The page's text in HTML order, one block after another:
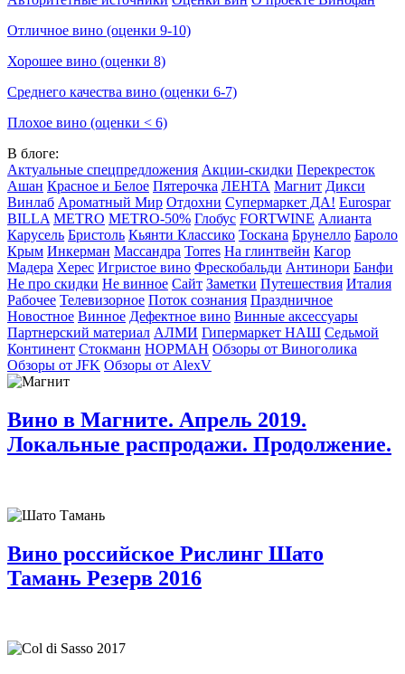
Отличное вино (оценки 9-10)
Хорошее вино (оценки 8)
Среднего качества вино (оценки 6-7)
Плохое вино (оценки < 6)
В блоге:
Актуальные спецпредложения Акции-скидки Перекресток
Ашан Красное и Белое Пятерочка ЛЕНТА Магнит Дикси
Винлаб Ароматный Мир Отдохни Супермаркет ДА! Eurospar
BILLA METRO METRO-50% Глобус FORTWINE Алианта
Карусель Бристоль Кьянти Классико Тоскана Брунелло Бароло
Крым Инкерман Массандра Torres На глинтвейн Кагор
Мадера Херес Игристое вино Фрескобальди Антинори Банфи
Не про скидки Не винное Сайт Заметки Путешествия Италия
Рабочее Телевизорное Поток сознания Праздничное
Новостное Винное Дефектное вино Винные аксессуары
Партнерский материал АЛМИ Гипермаркет НАШ Седьмой
Континент Стокманн НОРМАН Обзоры от Виноголика
Обзоры от JFK Обзоры от AlexV
Вино в Магните. Апрель 2019.
Локальные распродажи. Продолжение.
Вино российское Рислинг Шато
Тамань Резерв 2016